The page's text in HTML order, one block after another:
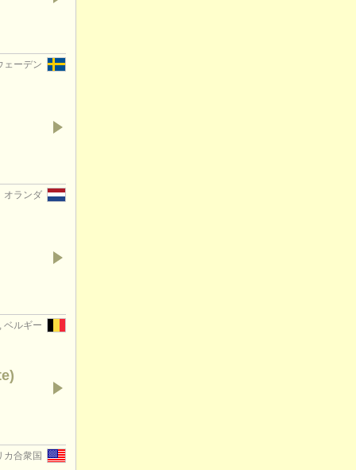
ェーデン
オランダ
ベルギー
カ合衆国